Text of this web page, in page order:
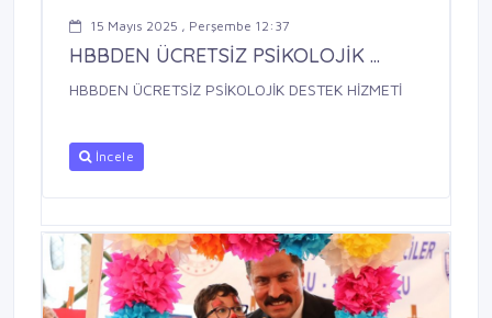
15 Mayıs 2025 , Perşembe 12:37
HBBDEN ÜCRETSİZ PSİKOLOJİK ...
HBBDEN ÜCRETSİZ PSİKOLOJİK DESTEK HİZMETİ
İncele